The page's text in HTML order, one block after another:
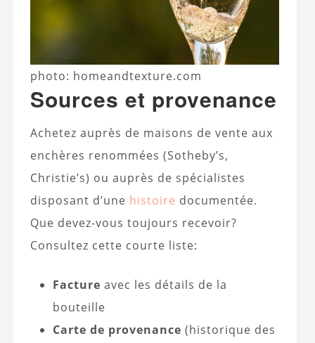
photo: homeandtexture.com
Sources et provenance
Achetez auprès de maisons de vente aux
enchères renommées (Sotheby’s,
Christie’s) ou auprès de spécialistes
disposant d’une histoire documentée.
Que devez-vous toujours recevoir?
Consultez cette courte liste:
Facture avec les détails de la
bouteille
Carte de provenance (historique des